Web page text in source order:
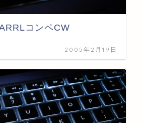
コンペCW
2005年2月19日